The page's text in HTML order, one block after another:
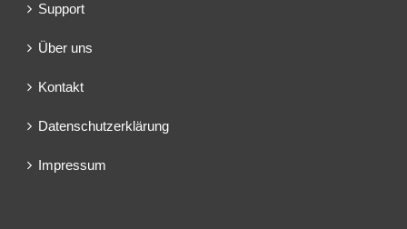
Support
Über uns
Kontakt
Datenschutzerklärung
Impressum